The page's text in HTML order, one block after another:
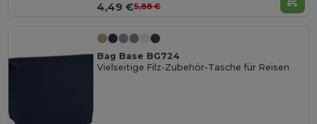
4,49 €5,88 €
Bag Base BG724
Vielseitige Filz-Zubehör-Tasche für Reisen